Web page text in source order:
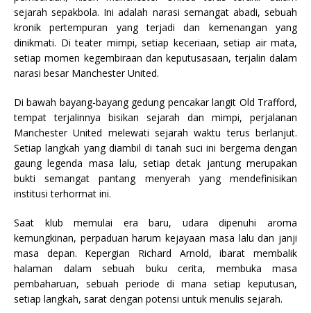
sejarah sepakbola. Ini adalah narasi semangat abadi, sebuah
kronik pertempuran yang terjadi dan kemenangan yang
dinikmati. Di teater mimpi, setiap keceriaan, setiap air mata,
setiap momen kegembiraan dan keputusasaan, terjalin dalam
narasi besar Manchester United.
Di bawah bayang-bayang gedung pencakar langit Old Trafford,
tempat terjalinnya bisikan sejarah dan mimpi, perjalanan
Manchester United melewati sejarah waktu terus berlanjut.
Setiap langkah yang diambil di tanah suci ini bergema dengan
gaung legenda masa lalu, setiap detak jantung merupakan
bukti semangat pantang menyerah yang mendefinisikan
institusi terhormat ini.
Saat klub memulai era baru, udara dipenuhi aroma
kemungkinan, perpaduan harum kejayaan masa lalu dan janji
masa depan. Kepergian Richard Arnold, ibarat membalik
halaman dalam sebuah buku cerita, membuka masa
pembaharuan, sebuah periode di mana setiap keputusan,
setiap langkah, sarat dengan potensi untuk menulis sejarah.